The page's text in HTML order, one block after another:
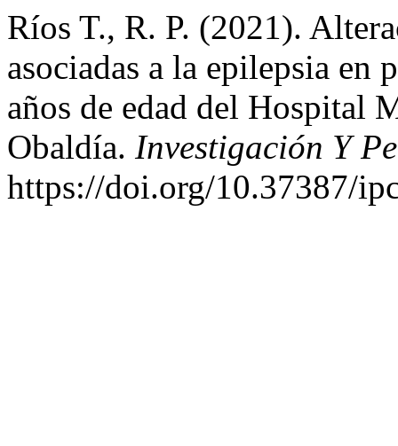
Ríos T., R. P. (2021).
asociadas a la epilepsia en
años de edad del Hospital
Obaldía. Investigación Y
https://doi.org/10.37387/